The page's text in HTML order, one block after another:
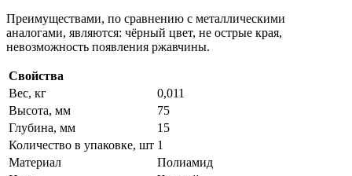
Преимуществами, по сравнению с металлическими
аналогами, являются: чёрный цвет, не острые края,
невозможность появления ржавчины.
Свойства
Вес, кг
0,011
Высота, мм
75
Глубина, мм
15
Количество в упаковке, шт 1
Материал
Полиамид